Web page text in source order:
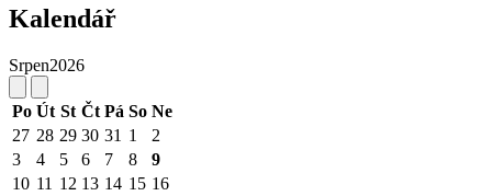
Kalendář
Srpen2026
Po Út St Čt Pá So Ne
27 28 29 30 31 1
2
3
4 5 6 7 8
9
10 11 12 13 14 15 16